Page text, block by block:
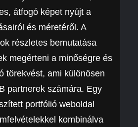
átfogó képet nyújt a
és méretéről. A
részletes bemutatása
megérteni a minőségre és
törekvést, ami különösen
partnerek számára. Egy
portfólió weboldal
kombinálva